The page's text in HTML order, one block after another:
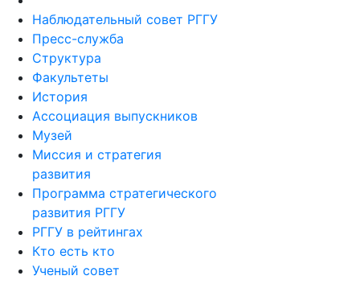
Наблюдательный совет РГГУ
Пресс-служба
Структура
Факультеты
История
Ассоциация выпускников
Музей
Миссия и стратегия
развития
Программа стратегического
развития РГГУ
РГГУ в рейтингах
Кто есть кто